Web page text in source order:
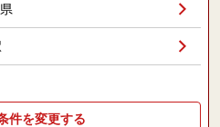
件を変更する